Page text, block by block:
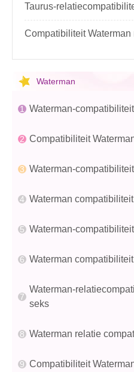
Taurus-
Compatibiliteit Waterman
Waterman
Waterman-
Compatibiliteit
Waterman-
Waterman
Waterman-
Waterman
Waterman-
seks
Waterman relatie
Compatibiliteit